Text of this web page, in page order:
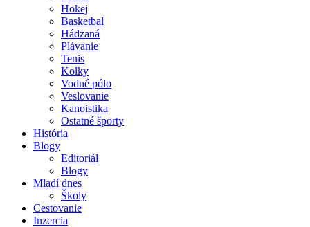
Hokej
Basketbal
Hádzaná
Plávanie
Tenis
Kolky
Vodné pólo
Veslovanie
Kanoistika
Ostatné športy
História
Blogy
Editoriál
Blogy
Mladí dnes
Školy
Cestovanie
Inzercia